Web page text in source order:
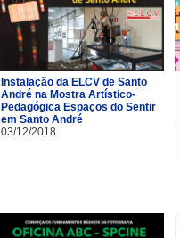
Instalação da ELCV de Santo
André na Mostra Artístico-
Pedagógica Espaços do Sentir
em Santo André
03/12/2018